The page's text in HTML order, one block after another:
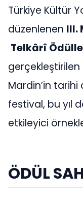
Türkiye Kültür
düzenlenen III.
Telkârî
Mardin’in
festival, bu yıl
etkileyici
ÖDÜL